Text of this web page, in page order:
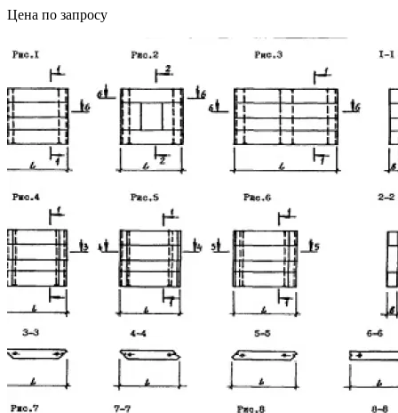
Цена по запросу